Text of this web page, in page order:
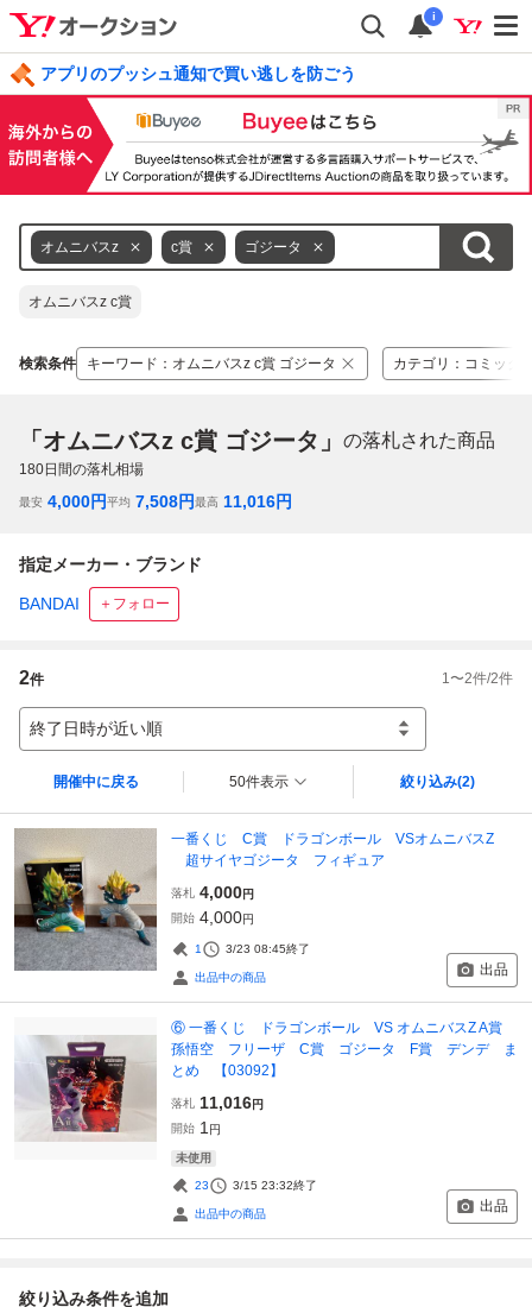
i
アプリのプッシュ通知で買い逃しを防ごう
オムニバスz c賞 ゴジータ
オムニバスz c賞
検索条件 キーワード ： オムニバスz c賞 ゴジータ カテゴリ ： コミック
「オムニバスz c賞 ゴジータ」 の落札された商品
180日間の落札相場
最安 4,000円平均 7,508円最高 11,016円
指定メーカー・ブランド
BANDAI ＋フォロー
2件 1 〜2件/2件
終了日時が近い順
開催中に戻る 50件表示 絞り込み(2)
一番くじ C賞 ドラゴンボール VSオムニバスZ
超サイヤゴジータ フィギュア
落札 4,000円
開始 4,000円
1 3/23 08:45終了
出品中の商品 出品
⑥ 一番くじ ドラゴンボール VS オムニバスZ A賞
孫悟空 フリーザ C賞 ゴジータ F賞 デンデ ま
とめ 【03092】
落札 11,016円
開始 1 円
未使用
23 3/15 23:32終了
出品中の商品 出品
絞り込み条件を追加